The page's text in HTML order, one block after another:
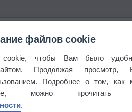
файлов cookie
чтобы Вам было
Продолжая просмотр,
Подробнее о том, как
можно прочитать
.